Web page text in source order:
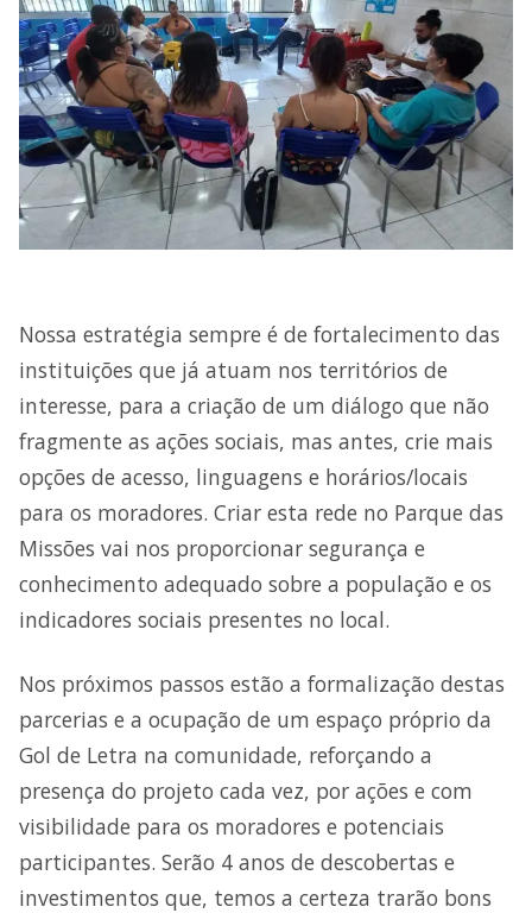
Nossa estratégia sempre é de fortalecimento das
instituições que já atuam nos territórios de
interesse, para a criação de um diálogo que não
fragmente as ações sociais, mas antes, crie mais
opções de acesso, linguagens e horários/locais
para os moradores. Criar esta rede no Parque das
Missões vai nos proporcionar segurança e
conhecimento adequado sobre a população e os
indicadores sociais presentes no local.
Nos próximos passos estão a formalização destas
parcerias e a ocupação de um espaço próprio da
Gol de Letra na comunidade, reforçando a
presença do projeto cada vez, por ações e com
visibilidade para os moradores e potenciais
participantes. Serão 4 anos de descobertas e
investimentos que, temos a certeza trarão bons